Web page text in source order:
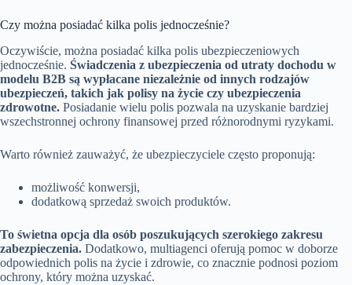
Czy można posiadać kilka polis jednocześnie?
Oczywiście, można posiadać kilka polis ubezpieczeniowych
jednocześnie. Świadczenia z ubezpieczenia od utraty dochodu w
modelu B2B są wypłacane niezależnie od innych rodzajów
ubezpieczeń, takich jak polisy na życie czy ubezpieczenia
zdrowotne. Posiadanie wielu polis pozwala na uzyskanie bardziej
wszechstronnej ochrony finansowej przed różnorodnymi ryzykami.
Warto również zauważyć, że ubezpieczyciele często proponują:
możliwość konwersji,
dodatkową sprzedaż swoich produktów.
To świetna opcja dla osób poszukujących szerokiego zakresu
zabezpieczenia. Dodatkowo, multiagenci oferują pomoc w doborze
odpowiednich polis na życie i zdrowie, co znacznie podnosi poziom
ochrony, który można uzyskać.